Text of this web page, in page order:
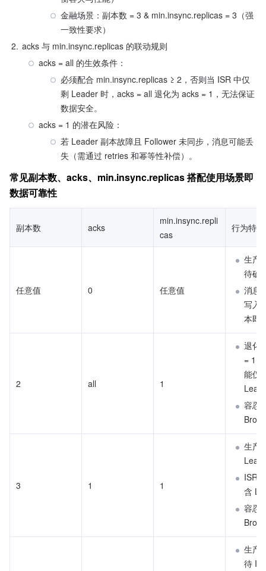
金融场景：副本数 = 3 & min.insync.replicas = 3（强
一致性要求）
2. ​acks 与 min.insync.replicas 的联动规则
​acks = all 的生效条件：
必须配合 min.insync.replicas ≥ 2，否则当 ISR 中仅
剩 Leader 时，acks = all 退化为 acks = 1，无法保证
数据安全。
acks = 1 的潜在风险：
若 Leader 副本故障且 Follower 未同步，消息可能丢
失（需通过 retries 和幂等性补偿）。
常见副本数、acks、min.insync.replicas 搭配使用场景即
数据可靠性
副本数 ​acks
min.insync.repli
cas
​行为特性​
​任意值 0 ​任意值
生产
待确
消息
写入
本即
2 all 1
退化
= 1
能仅
容忍
​3​ 1 ​1​
生产
ISR
含
容忍
生产
待